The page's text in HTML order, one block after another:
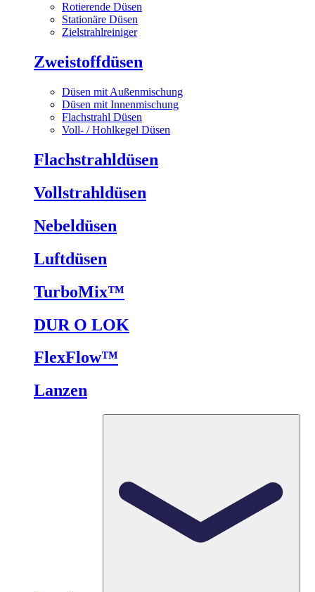
Rotierende Düsen
Stationäre Düsen
Zielstrahlreiniger
Zweistoffdüsen
Düsen mit Außenmischung
Düsen mit Innenmischung
Flachstrahl Düsen
Voll- / Hohlkegel Düsen
Flachstrahldüsen
Vollstrahldüsen
Nebeldüsen
Luftdüsen
TurboMix™
DUR O LOK
FlexFlow™
Lanzen